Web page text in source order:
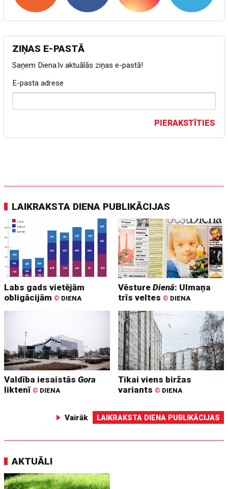
ZIŅAS E-PASTĀ
Saņem Diena.lv aktuālās ziņas e-pastā!
E-pasta adrese
PIERAKSTĪTIES
LAIKRAKSTA DIENA PUBLIKĀCIJAS
Labs gads vietējām
obligācijām © DIENA
VēstureDienā: Ulmaņa
trīs veltes © DIENA
Valdība iesaistāsGora
liktenī © DIENA
Tikai viens biržas
variants © DIENA
Vairāk LAIKRAKSTA DIENA PUBLIKĀCIJAS
AKTUĀLI